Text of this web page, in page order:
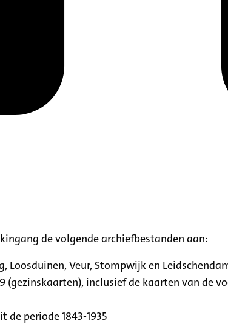
de volgende archiefbestanden aan:
Loosduinen, Veur, Stompwijk en
(gezinskaarten), inclusief de kaarten van de
periode 1843-1935